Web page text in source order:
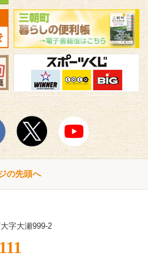
の先頭へ
字大瀬999-2